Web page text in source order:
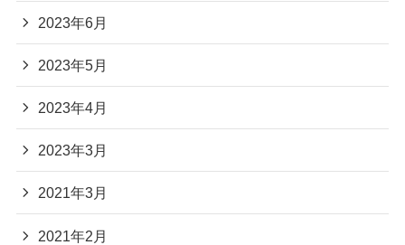
2023年6月
2023年5月
2023年4月
2023年3月
2021年3月
2021年2月